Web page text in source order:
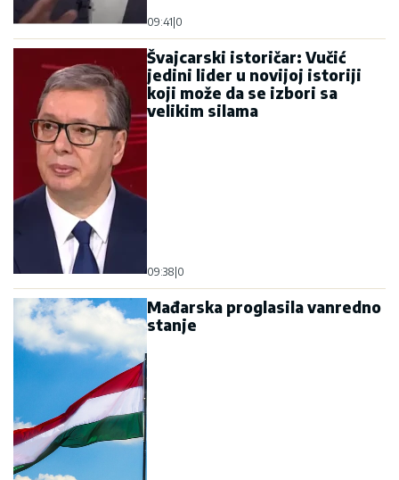
09:41 0
Švajcarski istoričar: Vučić
jedini lider u novijoj istoriji
koji može da se izbori sa
velikim silama
09:38 0
Mađarska proglasila vanredno
stanje